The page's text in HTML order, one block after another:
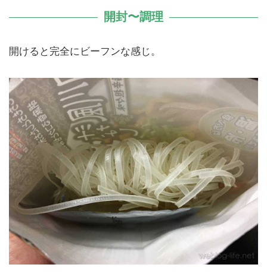
開封〜調理
開けると完全にビーフンな感じ。